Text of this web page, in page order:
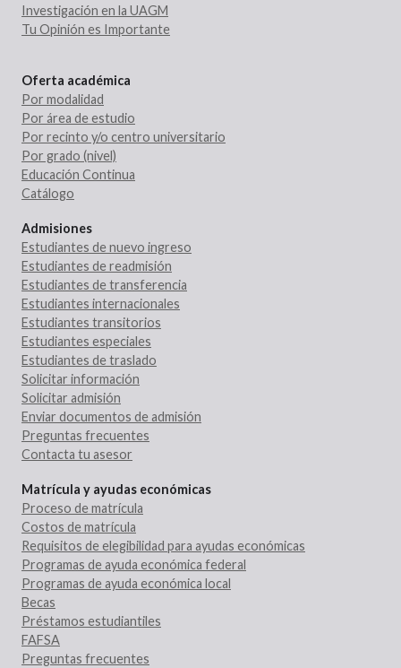
Investigación en la UAGM
Tu Opinión es Importante
Oferta académica
Por modalidad
Por área de estudio
Por recinto y/o centro universitario
Por grado (nivel)
Educación Continua
Catálogo
Admisiones
Estudiantes de nuevo ingreso
Estudiantes de readmisión
Estudiantes de transferencia
Estudiantes internacionales
Estudiantes transitorios
Estudiantes especiales
Estudiantes de traslado
Solicitar información
Solicitar admisión
Enviar documentos de admisión
Preguntas frecuentes
Contacta tu asesor
Matrícula y ayudas económicas
Proceso de matrícula
Costos de matrícula
Requisitos de elegibilidad para ayudas económicas
Programas de ayuda económica federal
Programas de ayuda económica local
Becas
Préstamos estudiantiles
FAFSA
Preguntas frecuentes